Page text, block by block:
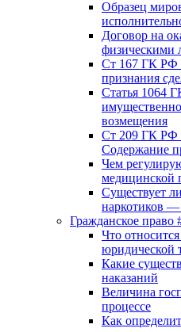
Образец
Договор на
физическими
Ст 167 ГК РФ
признания
Статья 1064
возмещения
Ст 209 ГК РФ
Содержание
Чем
медицинской
Существует
наркотиков —
Гражданское право
Что
юридической
Какие
наказаний
Величина
процессе
Как